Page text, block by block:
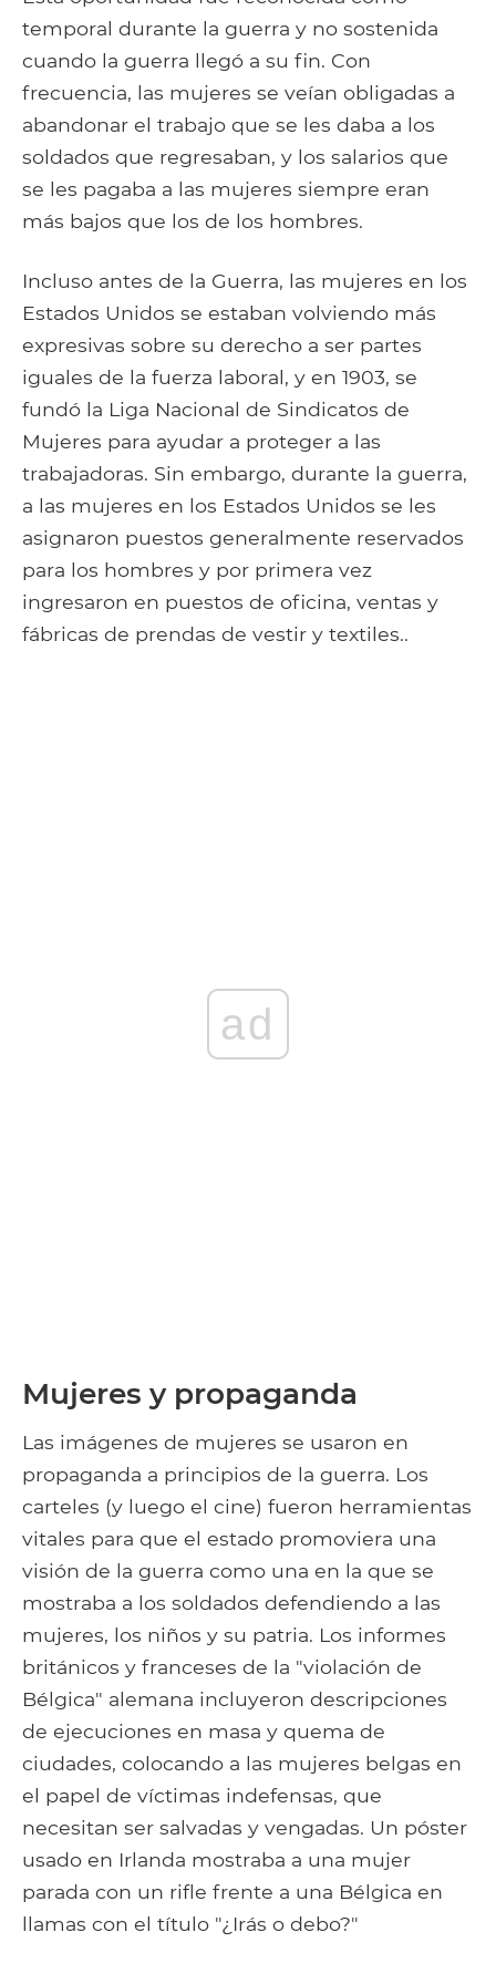
temporal durante la guerra y no sostenida
cuando la guerra llegó a su fin. Con
frecuencia, las mujeres se veían obligadas a
abandonar el trabajo que se les daba a los
soldados que regresaban, y los salarios que
se les pagaba a las mujeres siempre eran
más bajos que los de los hombres.
Incluso antes de la Guerra, las mujeres en los
Estados Unidos se estaban volviendo más
expresivas sobre su derecho a ser partes
iguales de la fuerza laboral, y en 1903, se
fundó la Liga Nacional de Sindicatos de
Mujeres para ayudar a proteger a las
trabajadoras. Sin embargo, durante la guerra,
a las mujeres en los Estados Unidos se les
asignaron puestos generalmente reservados
para los hombres y por primera vez
ingresaron en puestos de oficina, ventas y
fábricas de prendas de vestir y textiles..
ad
Mujeres y propaganda
Las imágenes de mujeres se usaron en
propaganda a principios de la guerra. Los
carteles (y luego el cine) fueron herramientas
vitales para que el estado promoviera una
visión de la guerra como una en la que se
mostraba a los soldados defendiendo a las
mujeres, los niños y su patria. Los informes
británicos y franceses de la "violación de
Bélgica" alemana incluyeron descripciones
de ejecuciones en masa y quema de
ciudades, colocando a las mujeres belgas en
el papel de víctimas indefensas, que
necesitan ser salvadas y vengadas. Un póster
usado en Irlanda mostraba a una mujer
parada con un rifle frente a una Bélgica en
llamas con el título "¿Irás o debo?"